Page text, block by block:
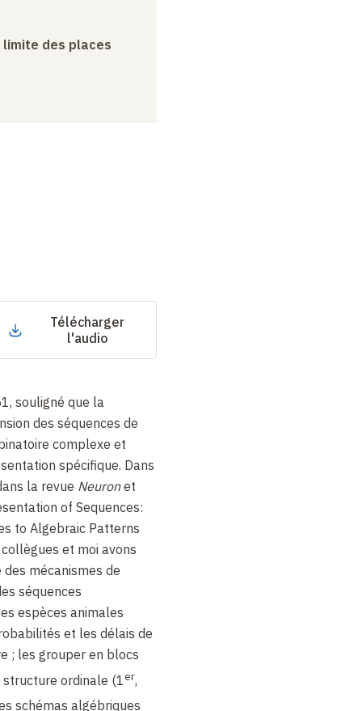
limite des places
Télécharger
l'audio
souligné que la
des séquences de
complexe et
spécifique. Dans
la revue Neuronet
of Sequences:
to Algebraic Patterns
et moi avons
mécanismes de
séquences
espèces animales
et les délais de
; les grouper en blocs
ordinale (1er,
schémas algébriques